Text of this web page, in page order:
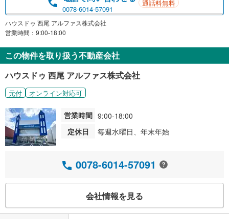
0078-6014-57091
通話料無料
ハウスドゥ 西尾 アルファス株式会社
営業時間：9:00-18:00
この物件を取り扱う不動産会社
ハウスドゥ 西尾 アルファス株式会社
元付 オンライン対応可
営業時間 9:00-18:00
定休日
毎週水曜日、年末年始
0078-6014-57091
会社情報を見る